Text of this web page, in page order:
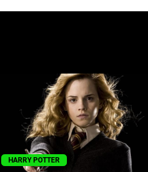
HARRY POTTER